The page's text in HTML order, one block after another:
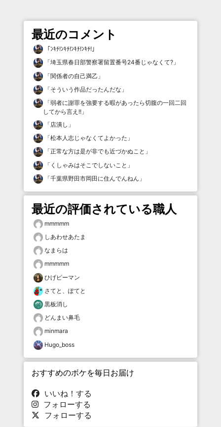
最近のコメント
「ﾝｷﾁ!ﾝｷﾁ!ﾝｷﾁ!ﾝｷﾁ! 」
「埼玉県春日部警察署留置番号24番じゃなくて? 」
「関係者の自己満乙 」
「そういう作品だったんだな 」
「弱者に謝罪を強要する暇があったら切腹の一回二回
してから言え!! 」
「 店潰し 」
「松本人志じゃなくてよかった 」
「正常な方は是が非でも近づかぬこと 」
「 くしゃみはそこでしないこと 」
「千葉県野田市岡田に住んでんねん 」
最近の評価されている職人
mmmmm
しあわせあたま
なまらは
mmmmm
ひげピーマン
さてと、ぽてと
黒板消し
どんまい鼻毛
minmara
Hugo_boss
おすすめのボケを毎日お届け
いいね！する
フォローする
フォローする